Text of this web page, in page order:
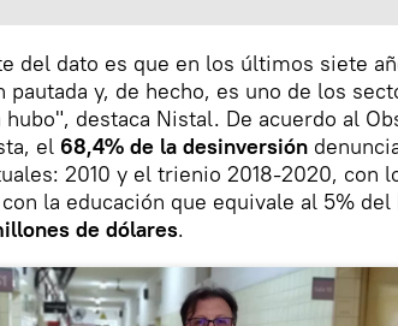
del dato es que en los últimos siete
y, de hecho, es uno de los
destaca Nistal. De acuerdo al
el 68,4% de la desinversión
2010 y el trienio 2018-2020, con
la educación que equivale al 5%
de dólares.